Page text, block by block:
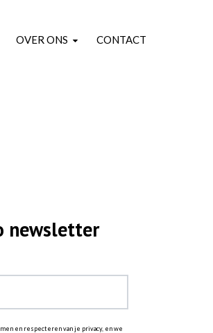
OVER ONS CONTACT
newsletter
en respecteren van je privacy, en we